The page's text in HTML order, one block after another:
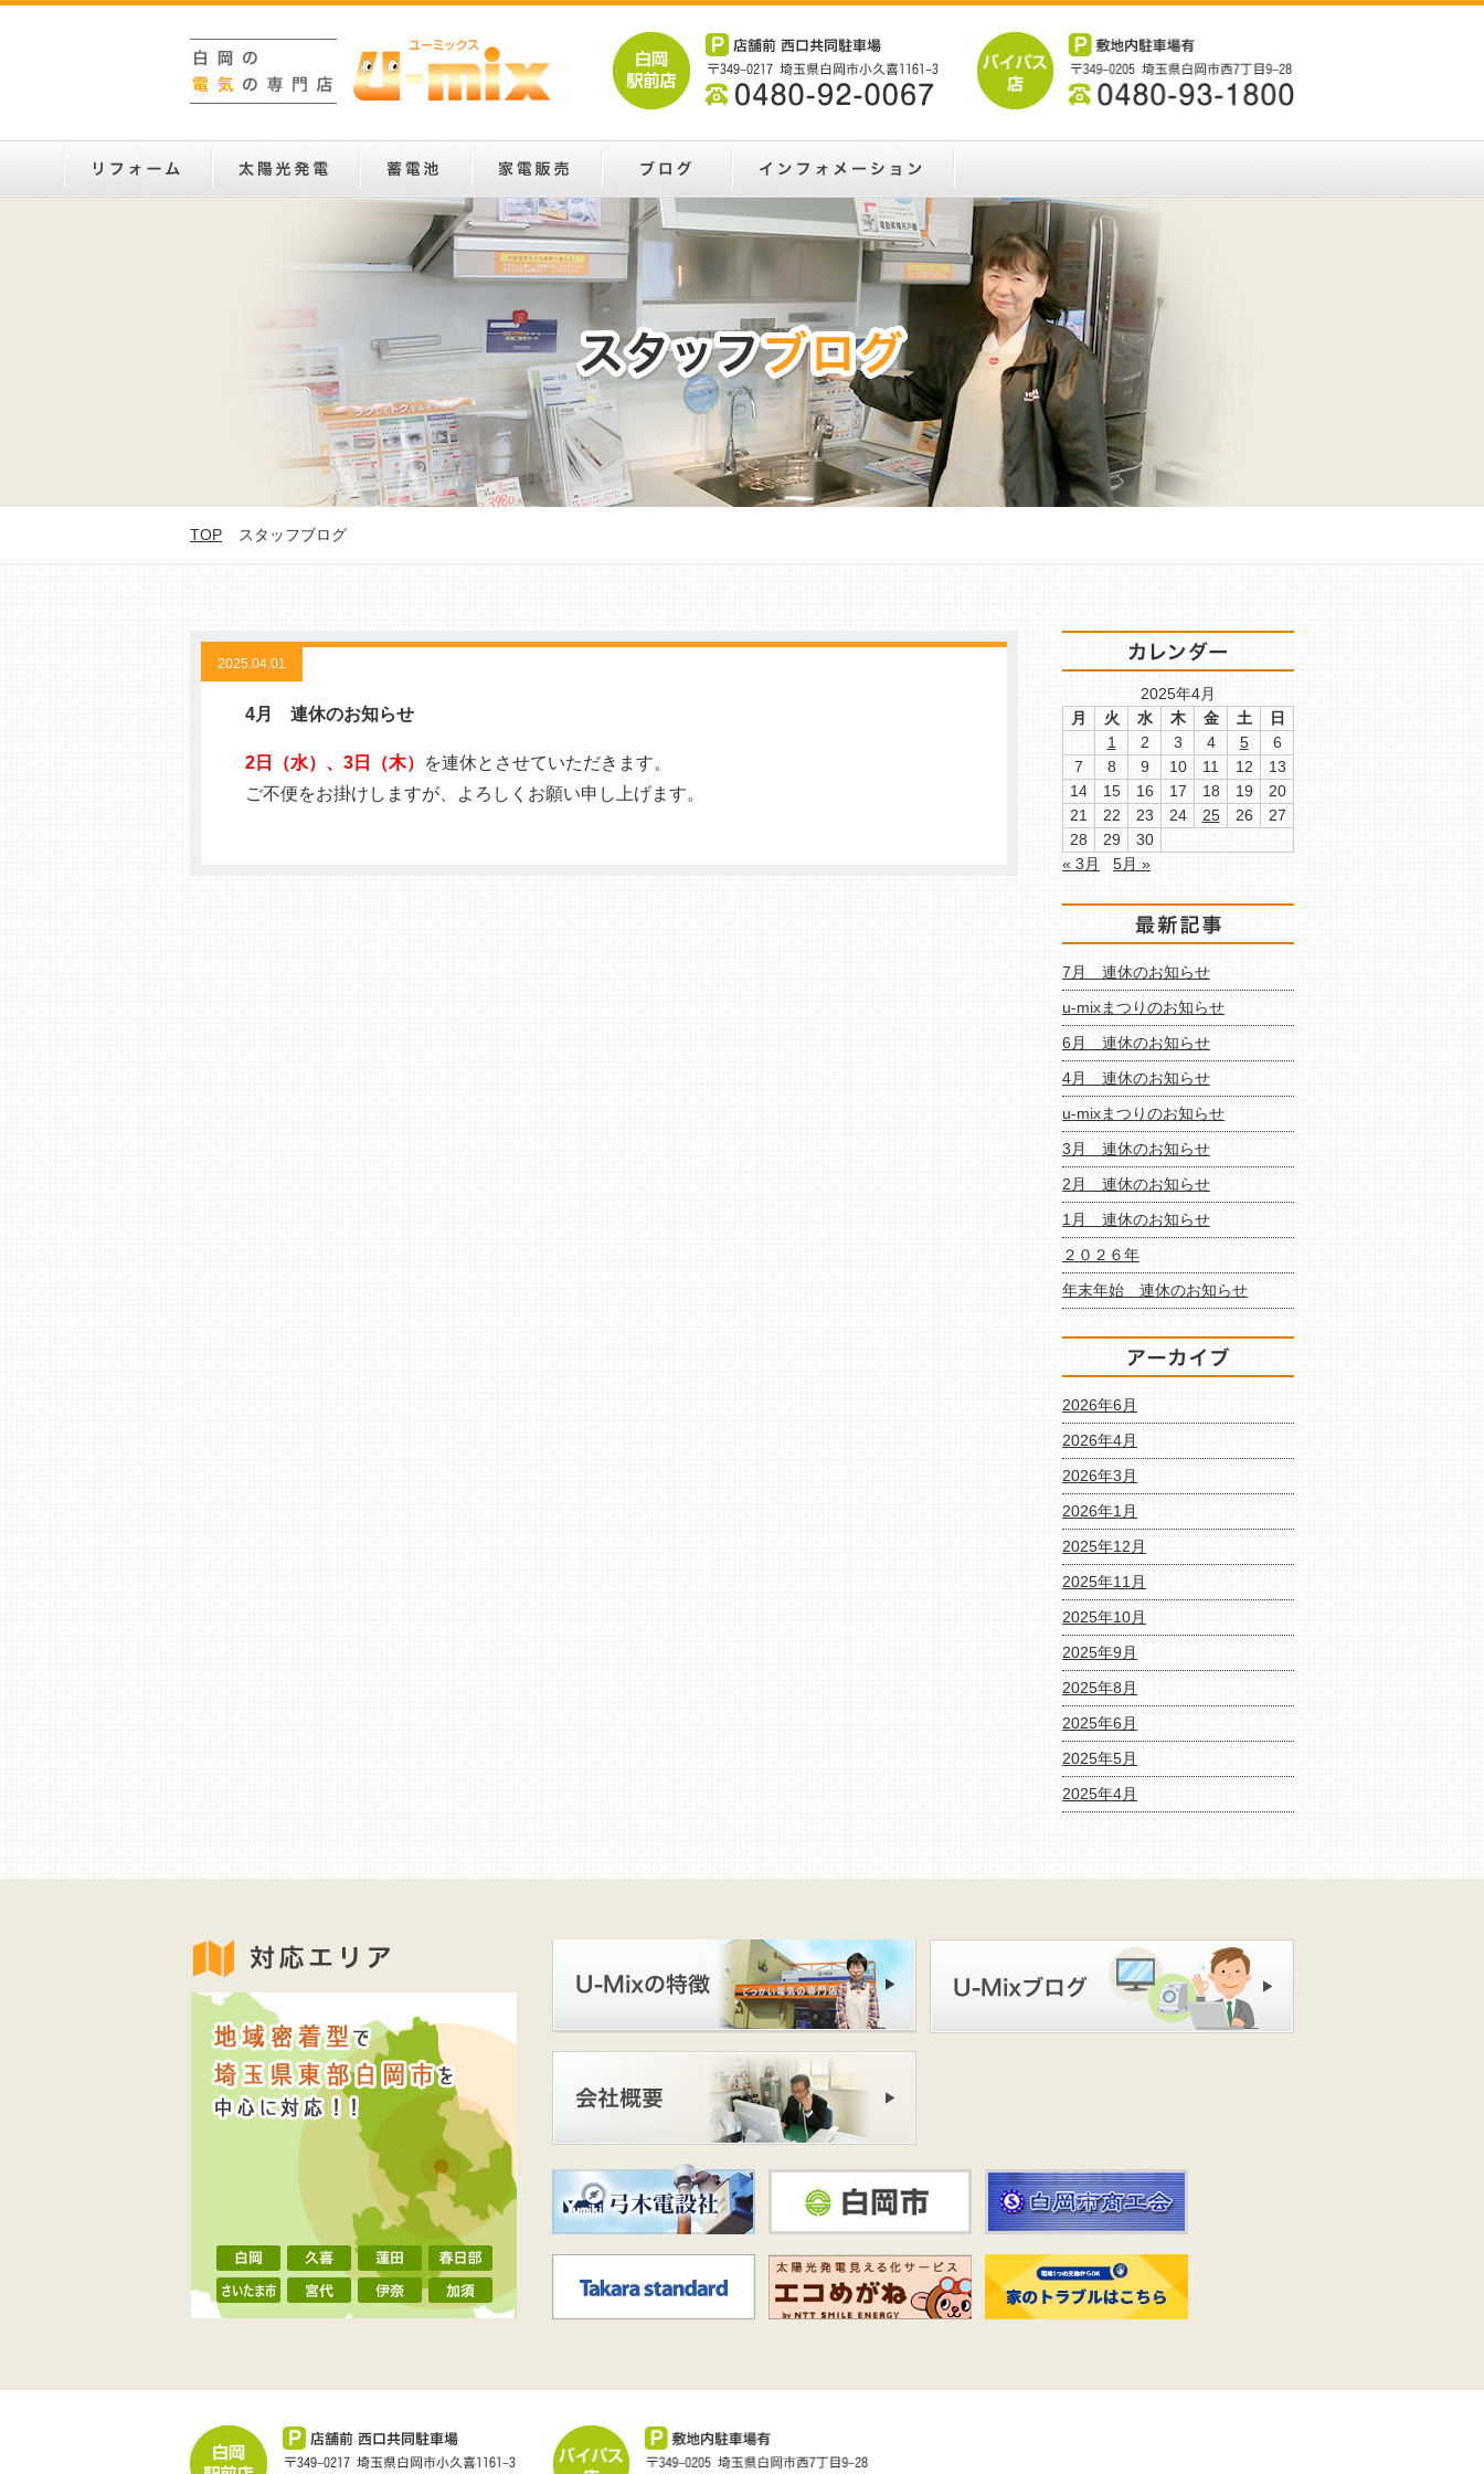
TOP スタッフブログ
2025.04.01
4月 連休のお知らせ
2日（水）、3日（木）
を連休とさせていただきます。
ご不便をお掛けしますが、よろしくお願い申し上げます。
2025年4月
月
火 水 木 金 土
日
1
2 3 4 5
6
7
8 9 10 11 12
13
14
15 16 17 18 19
20
21
22 23 24 25 26
27
28
29
30
« 3月
5月 »
7月 連休のお知らせ
u-mixまつりのお知らせ
6月 連休のお知らせ
4月 連休のお知らせ
u-mixまつりのお知らせ
3月 連休のお知らせ
2月 連休のお知らせ
1月 連休のお知らせ
２０２６年
年末年始 連休のお知らせ
2026年6月
2026年4月
2026年3月
2026年1月
2025年12月
2025年11月
2025年10月
2025年9月
2025年8月
2025年6月
2025年5月
2025年4月